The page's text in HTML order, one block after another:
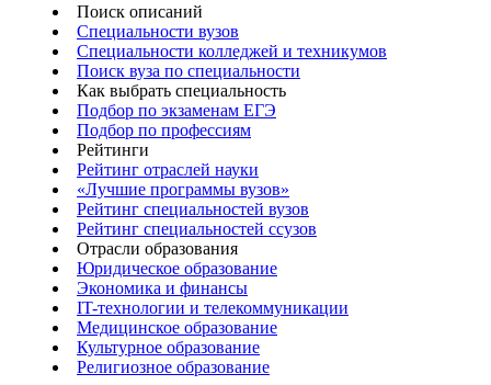
Поиск описаний
Специальности вузов
Специальности колледжей и техникумов
Поиск вуза по специальности
Как выбрать специальность
Подбор по экзаменам ЕГЭ
Подбор по профессиям
Рейтинги
Рейтинг отраслей науки
«Лучшие программы вузов»
Рейтинг специальностей вузов
Рейтинг специальностей ссузов
Отрасли образования
Юридическое образование
Экономика и финансы
IT-технологии и телекоммуникации
Медицинское образование
Культурное образование
Религиозное образование